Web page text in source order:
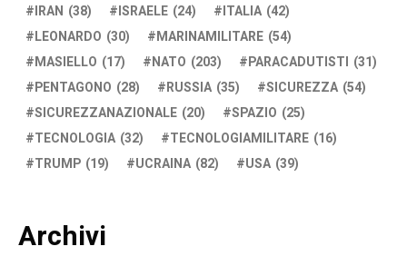
IRAN (38) ISRAELE (24) ITALIA (42)
LEONARDO (30) MARINAMILITARE (54)
MASIELLO (17) NATO (203) PARACADUTISTI (31)
PENTAGONO (28) RUSSIA (35) SICUREZZA (54)
SICUREZZANAZIONALE (20) SPAZIO (25)
TECNOLOGIA (32) TECNOLOGIAMILITARE (16)
TRUMP (19) UCRAINA (82) USA (39)
Archivi